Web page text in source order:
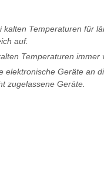
kalten Temperaturen für
auf.
Temperaturen
elektronische Geräte an
zugelassene Geräte.